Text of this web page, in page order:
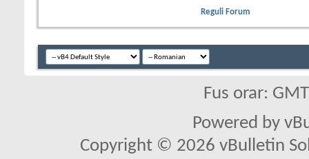
Reguli Forum
Fus orar:
Powered by
Copyright © 2026 vBulletin